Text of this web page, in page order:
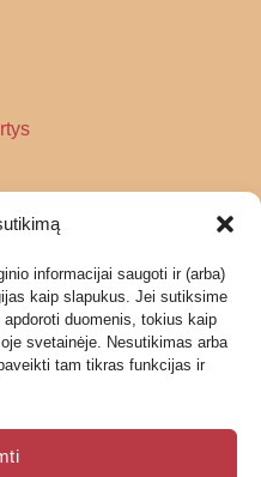
informacijai saugoti ir (arba)
kaip slapukus. Jei sutiksime
duomenis, tokius kaip
svetainėje. Nesutikimas arba
tam tikras funkcijas ir